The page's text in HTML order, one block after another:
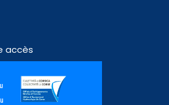
accès